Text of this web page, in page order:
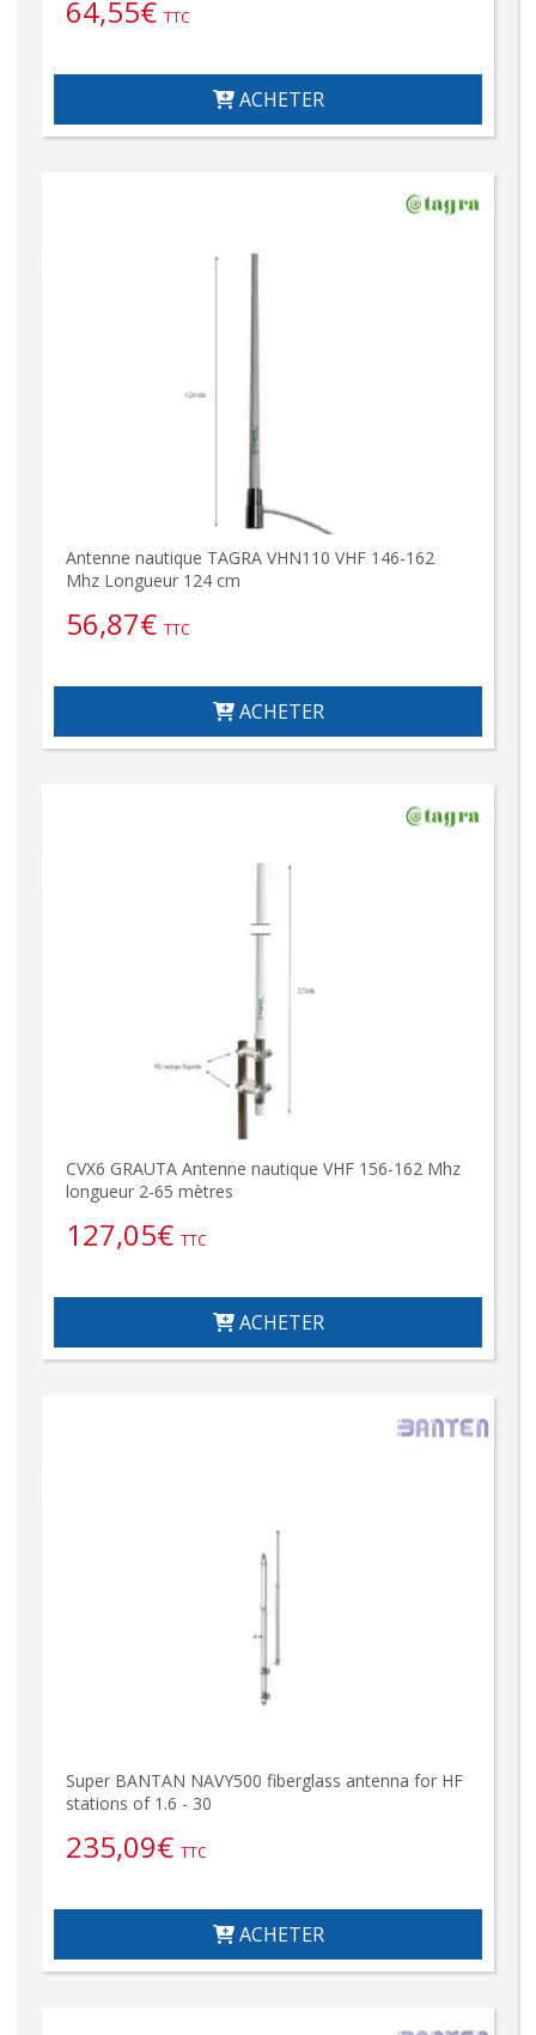
64,55€ TTC
ACHETER
Antenne nautique TAGRA VHN110 VHF 146-162
Mhz Longueur 124 cm
56,87€ TTC
ACHETER
CVX6 GRAUTA Antenne nautique VHF 156-162 Mhz
longueur 2-65 mètres
127,05€ TTC
ACHETER
Super BANTAN NAVY500 fiberglass antenna for HF
stations of 1.6 - 30
235,09€ TTC
ACHETER